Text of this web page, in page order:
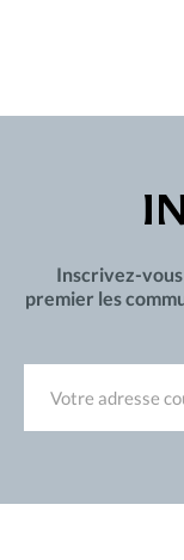
Inscrivez-
premier les